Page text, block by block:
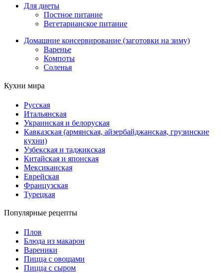
Для диеты
Постное питание
Вегетарианское питание
Домашние консервирование (заготовки на зиму)
Варенье
Компоты
Соленья
Кухни мира
Русская
Итальянская
Украинская и белоруская
Кавказская (армянская, айзербайджанская, грузинские
кухни)
Узбекская и таджикская
Китайская и японская
Мексиканская
Еврейская
Французская
Турецкая
Популярные рецепты
Плов
Блюда из макарон
Вареники
Пицца с овощами
Пицца с сыром